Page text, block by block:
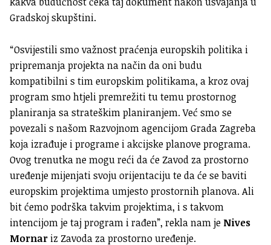
Gradskoj skupštini.
“Osvijestili smo važnost praćenja europskih politika i
pripremanja projekta na način da oni budu
kompatibilni s tim europskim politikama, a kroz ovaj
program smo htjeli premrežiti tu temu prostornog
planiranja sa strateškim planiranjem. Već smo se
povezali s našom Razvojnom agencijom Grada Zagreba
koja izrađuje i programe i akcijske planove programa.
Ovog trenutka ne mogu reći da će Zavod za prostorno
uređenje mijenjati svoju orijentaciju te da će se baviti
europskim projektima umjesto prostornih planova. Ali
bit ćemo podrška takvim projektima, i s takvom
intencijom je taj program i rađen”, rekla nam je Nives
Mornar iz Zavoda za prostorno uređenje.